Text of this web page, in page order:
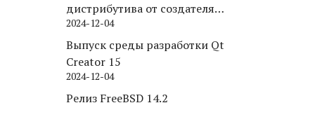
дистрибутива от создателя
Puppy Linux
2024-12-04
Выпуск среды разработки Qt
Creator 15
2024-12-04
Релиз FreeBSD 14.2